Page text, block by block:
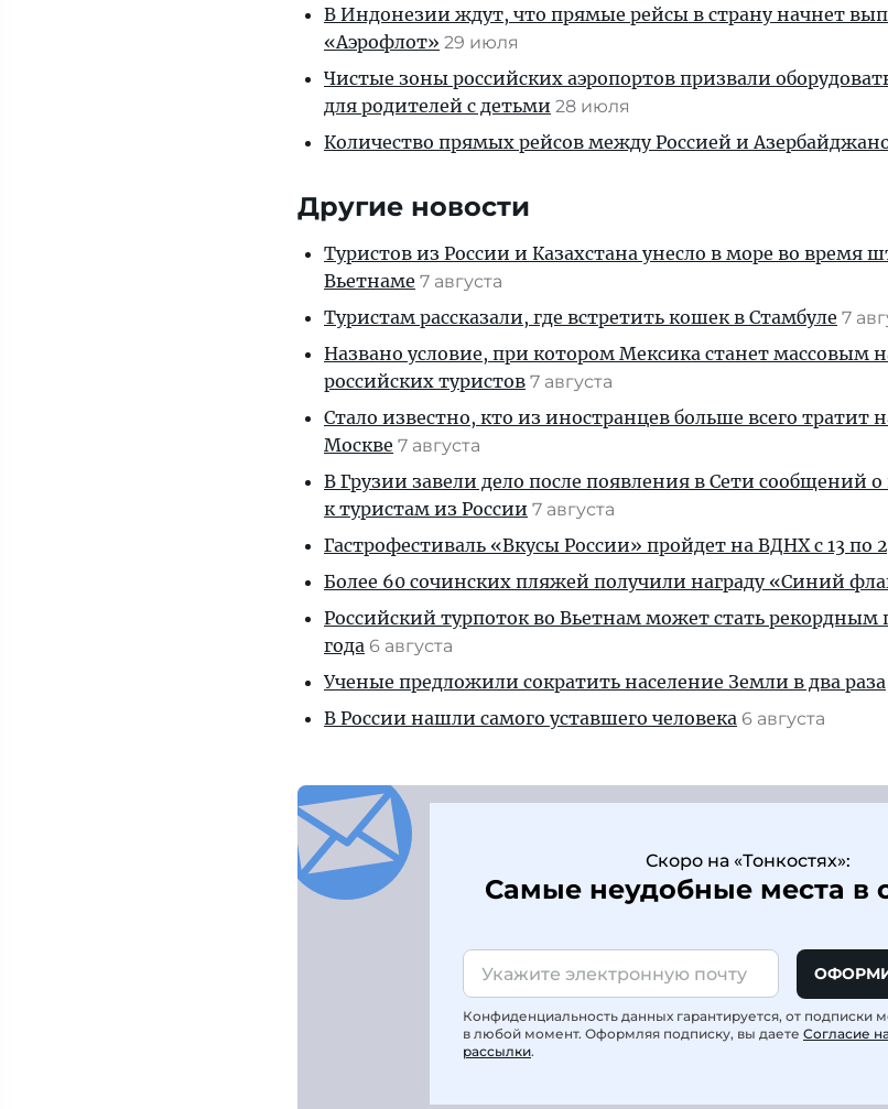
В Индонезии ждут, что прямые рейсы в страну начнет
«Аэрофлот» 29 июля
Чистые зоны российских аэропортов призвали
для родителей с детьми 28 июля
Количество прямых рейсов между Россией и
Другие новости
Туристов из России и Казахстана унесло в море во время
Вьетнаме 7 августа
Туристам рассказали, где встретить кошек в Стамбуле 7
Названо условие, при котором Мексика станет массовым
российских туристов 7 августа
Стало известно, кто из иностранцев больше всего тратит
Москве 7 августа
В Грузии завели дело после появления в Сети сообщений
к туристам из России 7 августа
Гастрофестиваль «Вкусы России» пройдет на ВДНХ с 13 по
Более 60 сочинских пляжей получили награду «Синий
Российский турпоток во Вьетнам может стать рекордным
года 6 августа
Ученые предложили сократить население Земли в два раза
В России нашли самого уставшего человека 6 августа
Скоро на «Тонкостях»:
Самые неудобные места в
Конфиденциальность данных гарантируется, от подписки
в любой момент. Оформляя подписку, вы даете Согласие
рассылки.